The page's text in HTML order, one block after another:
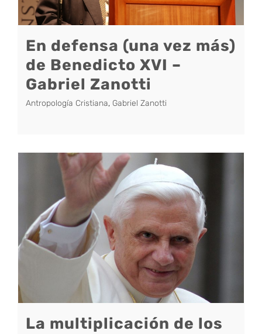
En defensa (una vez más)
de Benedicto XVI –
Gabriel Zanotti
Antropología Cristiana, Gabriel Zanotti
La multiplicación de los